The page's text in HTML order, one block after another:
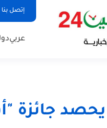
إتصل بنا
عربي
يحصد